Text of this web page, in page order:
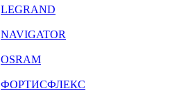
LEGRAND
NAVIGATOR
OSRAM
ФОРТИСФЛЕКС